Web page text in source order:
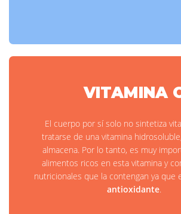
VITAMINA
El cuerpo por sí solo no sintetiza
tratarse de una vitamina
almacena. Por lo tanto, es muy
alimentos ricos en esta vitamina y
nutricionales que la contengan ya que
antioxidante.